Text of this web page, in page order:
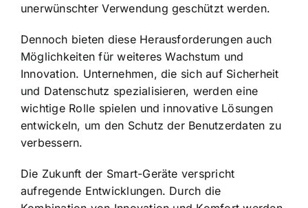
unerwünschter Verwendung geschützt werden.
Dennoch bieten diese Herausforderungen auch
Möglichkeiten für weiteres Wachstum und
Innovation. Unternehmen, die sich auf Sicherheit
und Datenschutz spezialisieren, werden eine
wichtige Rolle spielen und innovative Lösungen
entwickeln, um den Schutz der Benutzerdaten zu
verbessern.
Die Zukunft der Smart-Geräte verspricht
aufregende Entwicklungen. Durch die